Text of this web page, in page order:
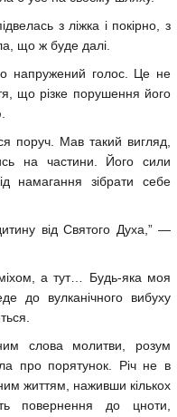
з ліжка і покірно, з
що ж буде далі.
напружений голос. Це не
що різке порушення його
поруч. Мав такий вигляд,
на частини. Його сили
намагання зібрати себе
від Святого Духа,” —
а тут… Будь-яка моя
до вулканічного вибуху
слова молитви, розум
про порятунок. Річ не в
життям, наживши кількох
повернення до цноти,